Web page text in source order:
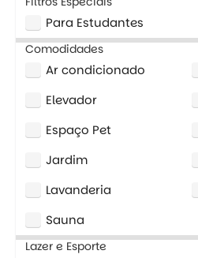
Para Estudantes
Comodidades
Ar condicionado
Elevador
Espaço Pet
Jardim
Lavanderia
Sauna
Lazer e Esporte